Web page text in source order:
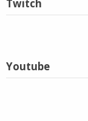
Twitch
Youtube